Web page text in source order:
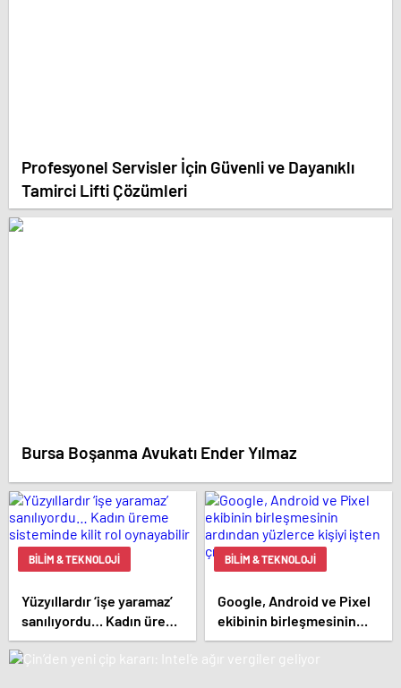
Profesyonel Servisler İçin Güvenli ve Dayanıklı
Tamirci Lifti Çözümleri
Bursa Boşanma Avukatı Ender Yılmaz
BILIM & TEKNOLOJI
Yüzyıllardır ‘işe yaramaz’
sanılıyordu… Kadın üreme
sisteminde kilit rol
oynayabilir
BILIM & TEKNOLOJI
Google, Android ve Pixel
ekibinin birleşmesinin
ardından yüzlerce kişiyi
işten çıkardı